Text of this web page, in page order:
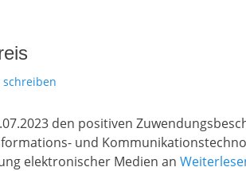
den positiven
und
elektronischer Medien an